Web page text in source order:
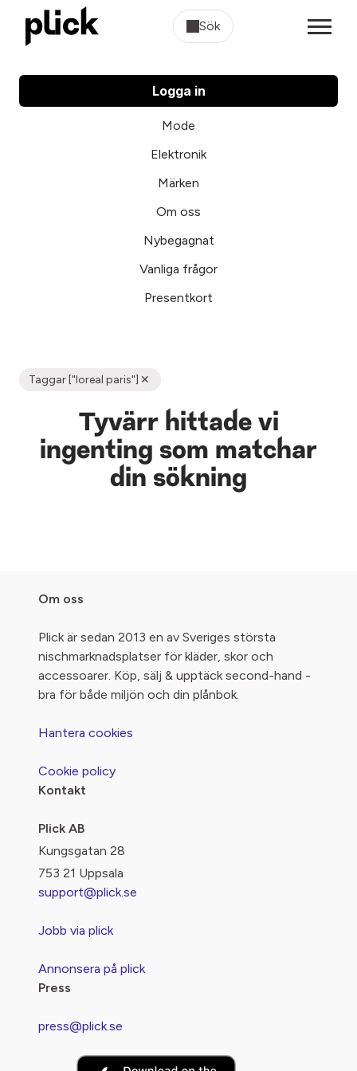
Sök
Logga in
Mode
Elektronik
Märken
Om oss
Nybegagnat
Vanliga frågor
Presentkort
Taggar ["loreal paris"]
Tyvärr hittade vi
ingenting som matchar
din sökning
Om oss
Plick är sedan 2013 en av Sveriges största
nischmarknadsplatser för kläder, skor och
accessoarer. Köp, sälj & upptäck second-hand -
bra för både miljön och din plånbok.
Hantera cookies
Cookie policy
Kontakt
Plick AB
Kungsgatan 28
753 21 Uppsala
support@plick.se
Jobb via plick
Annonsera på plick
Press
press@plick.se